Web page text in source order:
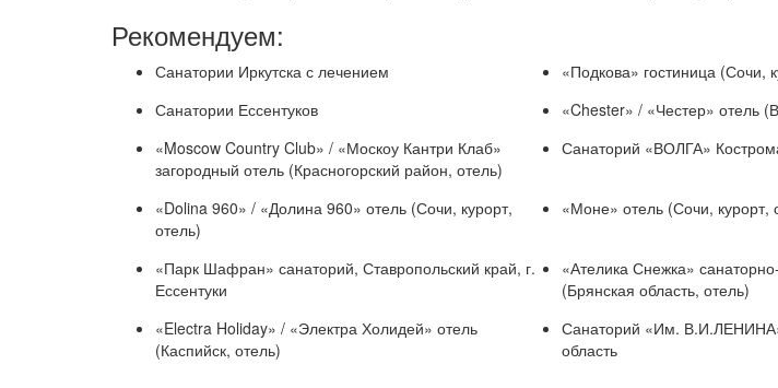
Рекомендуем:
Санатории Иркутска с лечением «Подкова» гостиница (Сочи,
Санатории Ессентуков
«Chester» / «Честер» отель
«Moscow Country Club» / «Москоу Кантри Клаб»
загородный отель (Красногорский район, отель)
Санаторий «ВОЛГА»
«Dolina 960» / «Долина 960» отель (Сочи, курорт,
отель)
«Моне» отель (Сочи, курорт,
«Парк Шафран» санаторий, Ставропольский край, г.
Ессентуки
«Ателика Снежка»
(Брянская область, отель)
«Electra Holiday» / «Электра Холидей» отель
(Каспийск, отель)
Санаторий «Им.
область